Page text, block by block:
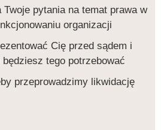
Twoje pytania na temat prawa w
organizacji
Cię przed sądem i
tego potrzebować
przeprowadzimy likwidację